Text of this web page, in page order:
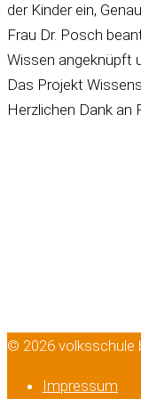
der Kinder ein,
Frau Dr. Posch
Wissen angeknüpft
Das Projekt
Herzlichen Dank an
© 2026 volksschule
Impressum